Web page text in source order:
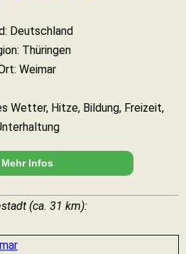
Deutschland
Thüringen
Weimar
Wetter, Hitze, Bildung, Freizeit,
Mehr Infos
(ca. 31 km):